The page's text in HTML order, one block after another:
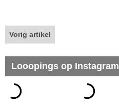
Vorig artikel
Looopings op Instagram